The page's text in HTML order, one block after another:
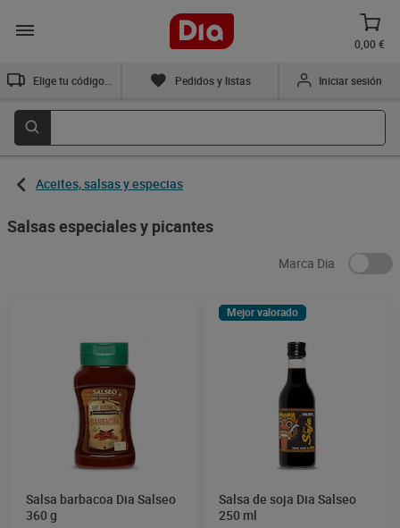
0,00 €
Pedidos y listas Iniciar sesión
Aceites, salsas y especias
Salsas especiales y picantes
Marca Dia
Salsa barbacoa Dia Salseo
360 g
Mejor valorado
Salsa de soja Dia Salseo
250 ml